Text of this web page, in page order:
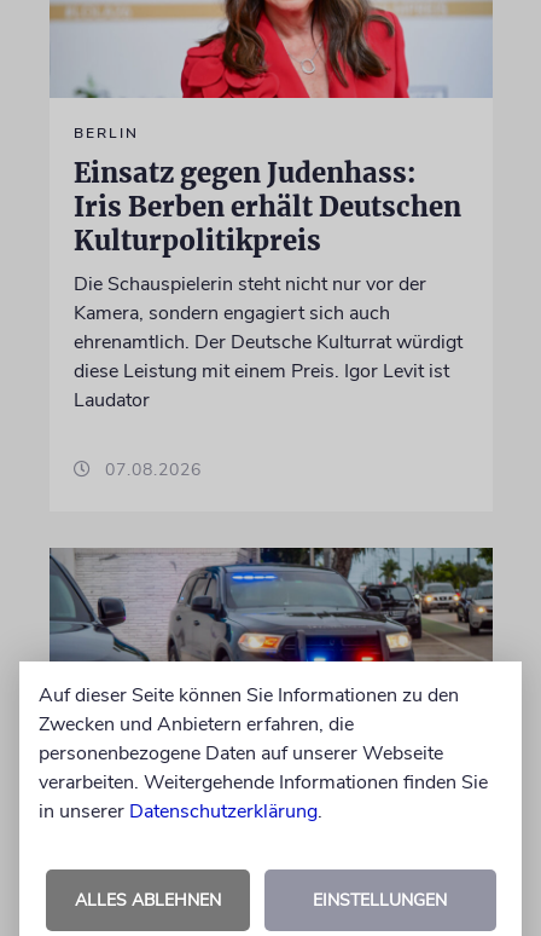
BERLIN
Einsatz gegen Judenhass:
Iris Berben erhält Deutschen
Kulturpolitikpreis
Die Schauspielerin steht nicht nur vor der
Kamera, sondern engagiert sich auch
ehrenamtlich. Der Deutsche Kulturrat würdigt
diese Leistung mit einem Preis. Igor Levit ist
Laudator
07.08.2026
MIAMI
Starbucks-Filiale
Laut Polizei schlug eine Frau ihr Opfer mit
Auf dieser Seite können Sie Informationen zu den
Zwecken und Anbietern erfahren, die
personenbezogene Daten auf unserer Webseite
verarbeiten. Weitergehende Informationen finden Sie
in unserer Datenschutzerklärung.
ALLES ABLEHNEN EINSTELLUNGEN